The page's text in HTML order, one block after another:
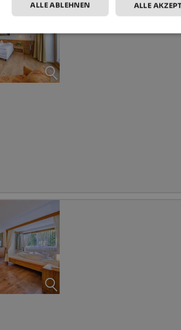
ALLE
ALLE ABLEHNEN